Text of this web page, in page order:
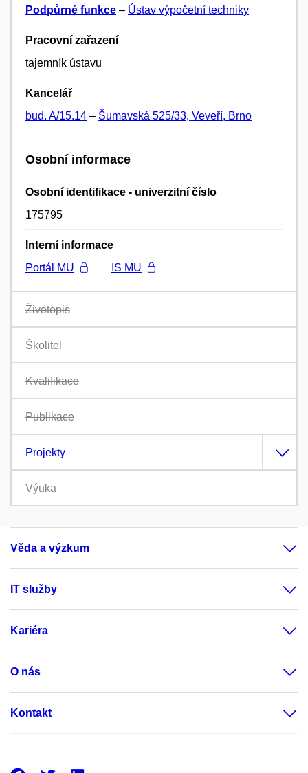
Podpůrné funkce – Ústav výpočetní techniky
Pracovní zařazení
tajemník ústavu
Kancelář
bud. A/15.14 – Šumavská 525/33, Veveří, Brno
Osobní informace
Osobní identifikace - univerzitní číslo
175795
Interní informace
Portál MU
IS MU
Životopis
Školitel
Kvalifikace
Publikace
Projekty
Výuka
Věda a výzkum
IT služby
Kariéra
O nás
Kontakt